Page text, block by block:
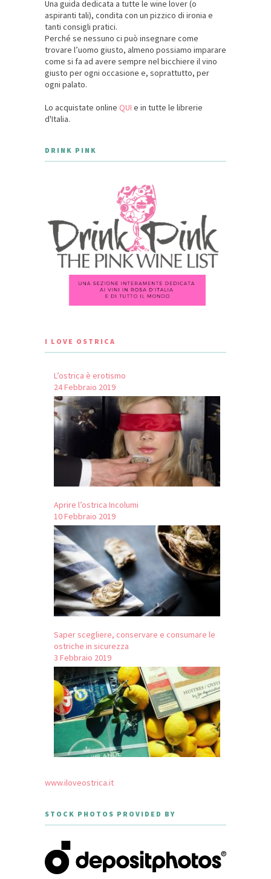
Una guida dedicata a tutte le wine lover (o
aspiranti tali), condita con un pizzico di ironia e
tanti consigli pratici.
Perché se nessuno ci può insegnare come
trovare l’uomo giusto, almeno possiamo imparare
come si fa ad avere sempre nel bicchiere il vino
giusto per ogni occasione e, soprattutto, per
ogni palato.
Lo acquistate online QUI e in tutte le librerie
d'Italia.
DRINK PINK
I LOVE OSTRICA
L’ostrica è erotismo
24 Febbraio 2019
Aprire l’ostrica Incolumi
10 Febbraio 2019
Saper scegliere, conservare e consumare le
ostriche in sicurezza
3 Febbraio 2019
www.iloveostrica.it
STOCK PHOTOS PROVIDED BY